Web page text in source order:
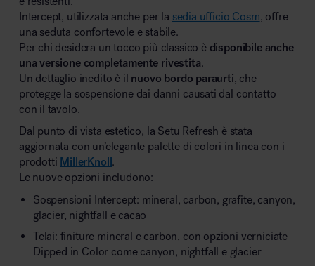
Intercept, utilizzata anche per la sedia ufficio Cosm, offre
una seduta confortevole e stabile.
Per chi desidera un tocco più classico è disponibile anche
una versione completamente rivestita.
Un dettaglio inedito è il nuovo bordo paraurti, che
protegge la sospensione dai danni causati dal contatto
con il tavolo.
Dal punto di vista estetico, la Setu Refresh è stata
aggiornata con un’elegante palette di colori in linea con i
prodotti MillerKnoll .
Le nuove opzioni includono:
Sospensioni Intercept: mineral, carbon, grafite, canyon,
glacier, nightfall e cacao
Telai: finiture mineral e carbon, con opzioni verniciate
Dipped in Color come canyon, nightfall e glacier